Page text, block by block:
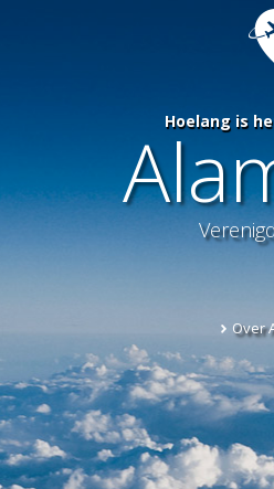
Hoelang is
Over